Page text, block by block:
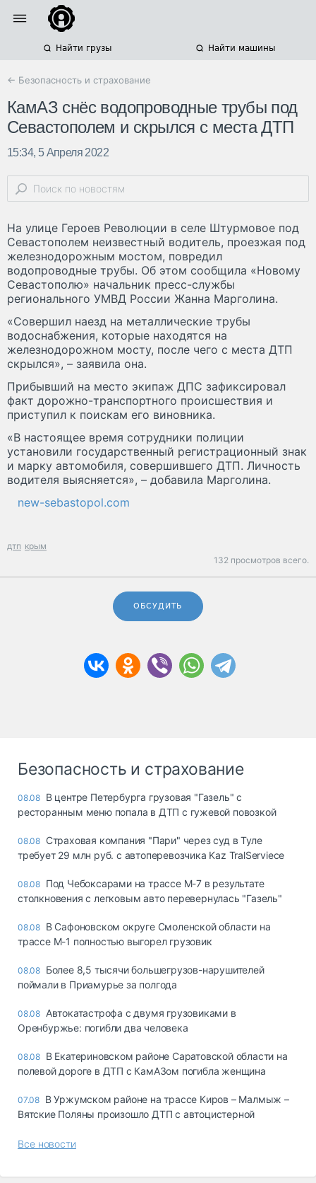
Найти грузы Найти машины
← Безопасность и страхование
КамАЗ снёс водопроводные трубы под
Севастополем и скрылся с места ДТП
15:34, 5 Апреля 2022
На улице Героев Революции в селе Штурмовое под
Севастополем неизвестный водитель, проезжая под
железнодорожным мостом, повредил
водопроводные трубы. Об этом сообщила «Новому
Севастополю» начальник пресс-службы
регионального УМВД России Жанна Марголина.
«Совершил наезд на металлические трубы
водоснабжения, которые находятся на
железнодорожном мосту, после чего с места ДТП
скрылся», – заявила она.
Прибывший на место экипаж ДПС зафиксировал
факт дорожно-транспортного происшествия и
приступил к поискам его виновника.
«В настоящее время сотрудники полиции
установили государственный регистрационный знак
и марку автомобиля, совершившего ДТП. Личность
водителя выясняется», – добавила Марголина.
new-sebastopol.com
дтп крым
132 просмотров всего.
ОБСУДИТЬ
Безопасность и страхование
08.08 В центре Петербурга грузовая "Газель" с
ресторанным меню попала в ДТП с гужевой повозкой
08.08 Страховая компания "Пари" через суд в Туле
требует 29 млн руб. с автоперевозчика Kaz TralServiece
08.08 Под Чебоксарами на трассе М-7 в результате
столкновения с легковым авто перевернулась "Газель"
08.08 В Сафоновском округе Смоленской области на
трассе М-1 полностью выгорел грузовик
08.08 Более 8,5 тысячи большегрузов-нарушителей
поймали в Приамурье за полгода
08.08 Автокатастрофа с двумя грузовиками в
Оренбуржье: погибли два человека
08.08 В Екатериновском районе Саратовской области на
полевой дороге в ДТП с КамАЗом погибла женщина
07.08 В Уржумском районе на трассе Киров – Малмыж –
Вятские Поляны произошло ДТП с автоцистерной
Все новости